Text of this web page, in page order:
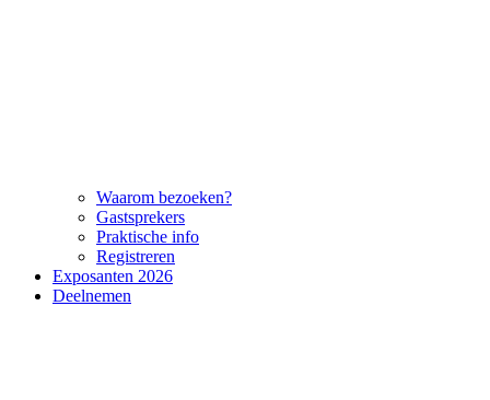
Waarom bezoeken?
Gastsprekers
Praktische info
Registreren
Exposanten 2026
Deelnemen